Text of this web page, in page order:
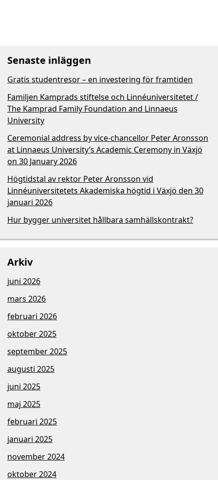
Senaste inläggen
Gratis studentresor – en investering för framtiden
Familjen Kamprads stiftelse och Linnéuniversitetet /
The Kamprad Family Foundation and Linnaeus
University
Ceremonial address by vice-chancellor Peter Aronsson
at Linnaeus University’s Academic Ceremony in Växjö
on 30 January 2026
Högtidstal av rektor Peter Aronsson vid
Linnéuniversitetets Akademiska högtid i Växjö den 30
januari 2026
Hur bygger universitet hållbara samhällskontrakt?
Arkiv
juni 2026
mars 2026
februari 2026
oktober 2025
september 2025
augusti 2025
juni 2025
maj 2025
februari 2025
januari 2025
november 2024
oktober 2024